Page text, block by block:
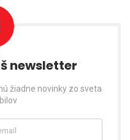
newsletter
žiadne novinky zo sveta